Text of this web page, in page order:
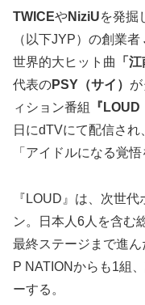
TWICEやNiziUを発掘
（以下JYP）の創業者
世界的大ヒット曲
「
代表のPSY（サイ）
ィション番組
『LOUD
日にdTVにて配信され
「アイドルになる覚
『LOUD』は、次世
ン。日本人6人を含む
最終ステージまで進ん
P NATIONからも1組
ーする。